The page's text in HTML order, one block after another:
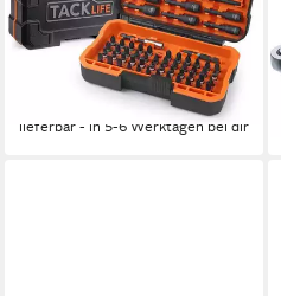
Schraubendreher Bit mit
Schraubendreher
UVP29,93 €
lieferbar - in 5-6 Werktagen bei dir